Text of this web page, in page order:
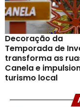
Decoração da
Temporada de
transforma as
Canela e
turismo local